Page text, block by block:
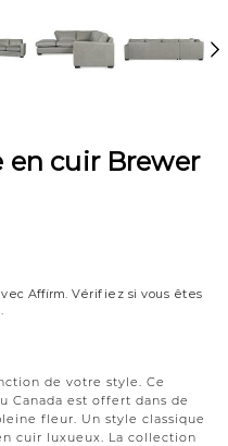
en cuir Brewer
Affirm. Vérifiez si vous êtes
de votre style. Ce
Canada est offert dans de
fleur. Un style classique
cuir luxueux. La collection